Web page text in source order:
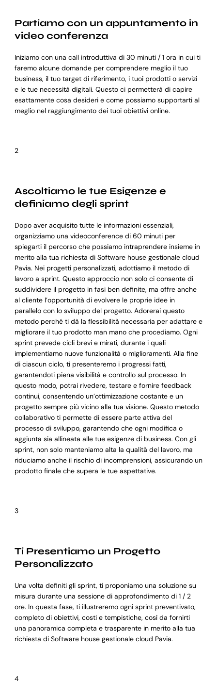
Partiamo con un appuntamento in
video conferenza
Iniziamo con una call introduttiva di 30 minuti / 1 ora in cui ti
faremo alcune domande per comprendere meglio il tuo
business, il tuo target di riferimento, i tuoi prodotti o servizi
e le tue necessità digitali. Questo ci permetterà di capire
esattamente cosa desideri e come possiamo supportarti al
meglio nel raggiungimento dei tuoi obiettivi online.
2
Ascoltiamo le tue Esigenze e
definiamo degli sprint
Dopo aver acquisito tutte le informazioni essenziali,
organizziamo una videoconference di 60 minuti per
spiegarti il percorso che possiamo intraprendere insieme in
merito alla tua richiesta di Software house gestionale cloud
Pavia. Nei progetti personalizzati, adottiamo il metodo di
lavoro a sprint. Questo approccio non solo ci consente di
suddividere il progetto in fasi ben definite, ma offre anche
al cliente l’opportunità di evolvere le proprie idee in
parallelo con lo sviluppo del progetto. Adorerai questo
metodo perché ti dà la flessibilità necessaria per adattare e
migliorare il tuo prodotto man mano che procediamo. Ogni
sprint prevede cicli brevi e mirati, durante i quali
implementiamo nuove funzionalità o miglioramenti. Alla fine
di ciascun ciclo, ti presenteremo i progressi fatti,
garantendoti piena visibilità e controllo sul processo. In
questo modo, potrai rivedere, testare e fornire feedback
continui, consentendo un’ottimizzazione costante e un
progetto sempre più vicino alla tua visione. Questo metodo
collaborativo ti permette di essere parte attiva del
processo di sviluppo, garantendo che ogni modifica o
aggiunta sia allineata alle tue esigenze di business. Con gli
sprint, non solo manteniamo alta la qualità del lavoro, ma
riduciamo anche il rischio di incomprensioni, assicurando un
prodotto finale che supera le tue aspettative.
3
Ti Presentiamo un Progetto
Personalizzato
Una volta definiti gli sprint, ti proponiamo una soluzione su
misura durante una sessione di approfondimento di 1 / 2
ore. In questa fase, ti illustreremo ogni sprint preventivato,
completo di obiettivi, costi e tempistiche, così da fornirti
una panoramica completa e trasparente in merito alla tua
richiesta di Software house gestionale cloud Pavia.
4